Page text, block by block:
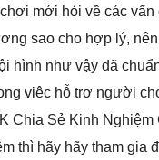
mới hỏi về các vấn
sao cho hợp lý,
hình như vậy đã
việc hỗ trợ người
Chia Sẻ Kinh Nghiệm
thì hãy hãy tham gia